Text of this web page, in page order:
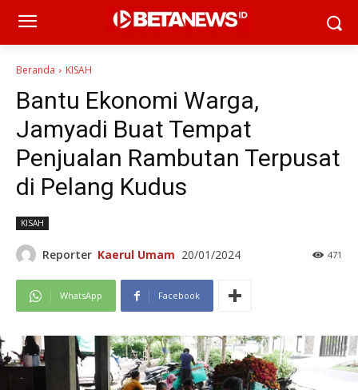
Beranda KISAH
Bantu Ekonomi Warga,
Jamyadi Buat Tempat
Penjualan Rambutan Terpusat
di Pelang Kudus
KISAH
Reporter Kaerul Umam 20/01/2024 471
WhatsApp Facebook